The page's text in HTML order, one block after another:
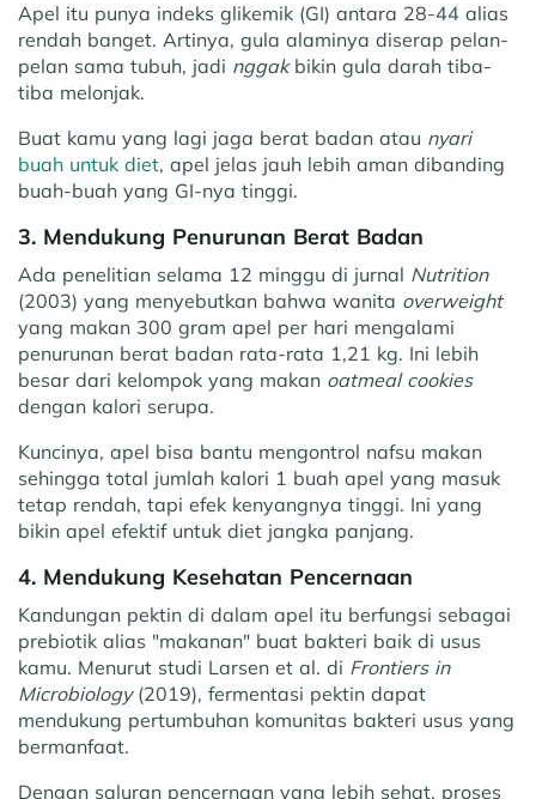
Apel itu punya indeks glikemik (GI) antara 28-44 alias
rendah banget. Artinya, gula alaminya diserap pelan-
pelan sama tubuh, jadi nggak bikin gula darah tiba-
tiba melonjak.
Buat kamu yang lagi jaga berat badan atau nyari
buah untuk diet, apel jelas jauh lebih aman dibanding
buah-buah yang GI-nya tinggi.
3. Mendukung Penurunan Berat Badan
Ada penelitian selama 12 minggu di jurnal Nutrition
(2003) yang menyebutkan bahwa wanita overweight
yang makan 300 gram apel per hari mengalami
penurunan berat badan rata-rata 1,21 kg. Ini lebih
besar dari kelompok yang makan oatmeal cookies
dengan kalori serupa.
Kuncinya, apel bisa bantu mengontrol nafsu makan
sehingga total jumlah kalori 1 buah apel yang masuk
tetap rendah, tapi efek kenyangnya tinggi. Ini yang
bikin apel efektif untuk diet jangka panjang.
4. Mendukung Kesehatan Pencernaan
Kandungan pektin di dalam apel itu berfungsi sebagai
prebiotik alias "makanan" buat bakteri baik di usus
kamu. Menurut studi Larsen et al. di Frontiers in
Microbiology(2019), fermentasi pektin dapat
mendukung pertumbuhan komunitas bakteri usus yang
bermanfaat.
Dengan saluran pencernaan yang lebih sehat, proses